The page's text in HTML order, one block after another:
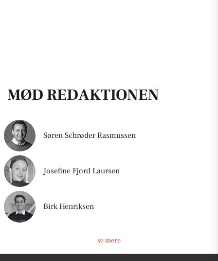
MØD REDAKTIONEN
Søren Schrøder Rasmussen
Josefine Fjord Laursen
Birk Henriksen
se mere